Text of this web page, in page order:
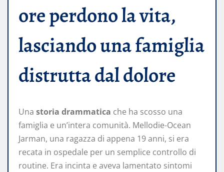
ore perdono la vita,
lasciando una famiglia
distrutta dal dolore
Una storia drammatica che ha scosso una
famiglia e un’intera comunità. Mellodie-Ocean
Jarman, una ragazza di appena 19 anni, si era
recata in ospedale per un semplice controllo di
routine. Era incinta e aveva lamentato sintomi